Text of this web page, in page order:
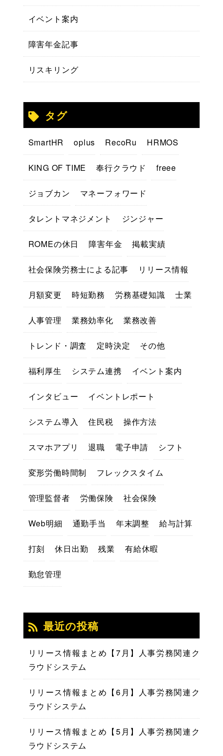
イベント案内
障害年金記事
リスキリング
タグ
SmartHR oplus RecoRu HRMOS
KING OF TIME 奉行クラウド freee
ジョブカン マネーフォワード
タレントマネジメント ジンジャー
ROMEの休日 障害年金 掲載実績
社会保険労務士による記事 リリース情報
月額変更 時短勤務 労務基礎知識 士業
人事管理 業務効率化 業務改善
トレンド・調査 定時決定 その他
福利厚生 システム連携 イベント案内
インタビュー イベントレポート
システム導入 住民税 操作方法
スマホアプリ 退職 電子申請 シフト
変形労働時間制 フレックスタイム
管理監督者 労働保険 社会保険
Web明細 通勤手当 年末調整 給与計算
打刻 休日出勤 残業 有給休暇
勤怠管理
最近の投稿
リリース情報まとめ【7月】人事労務関連ク
ラウドシステム
リリース情報まとめ【6月】人事労務関連ク
ラウドシステム
リリース情報まとめ【5月】人事労務関連ク
ラウドシステム